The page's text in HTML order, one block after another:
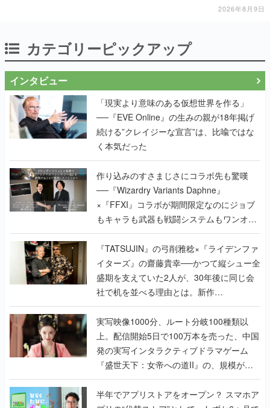
2026年8月9日
カテゴリーピックアップ
インタビュー
「現実より意味のある仮想世界を作る」
──『EVE Online』の生みの親が18年掲げ
続ける”クレイジーな宣言”は、比喩ではな
く本気だった
作り込みのすさまじさにコラボ先も驚嘆
──『Wizardry Variants Daphne』
×『FFXI』コラボが期間限定なのにジョブ
もキャラも武器も戦闘システムもワンオフ
で作り込まれた理由を両ディレクターに聞
く
『TATSUJIN』の弓削雅稔×『ライデンファ
イターズ』の齋藤貴幸──かつて縦シュー全
盛期を支えていた2人が、30年後に同じ会
社で机を並べる理由とは。新作
『TATSUJIN EXTREME』で初タッグを組
んだレジェンド2人に訊く開発秘話
実写映像1000分、ルート分岐100種類以
上。配信開始5日で100万本を売った、中国
発の実写インタラクティブドラマゲーム
『盛世天下：女帝への道II』の、規模が違
うこだわりをプロデューサーに聞いた
半年でアプリストアをオープン？ スマホア